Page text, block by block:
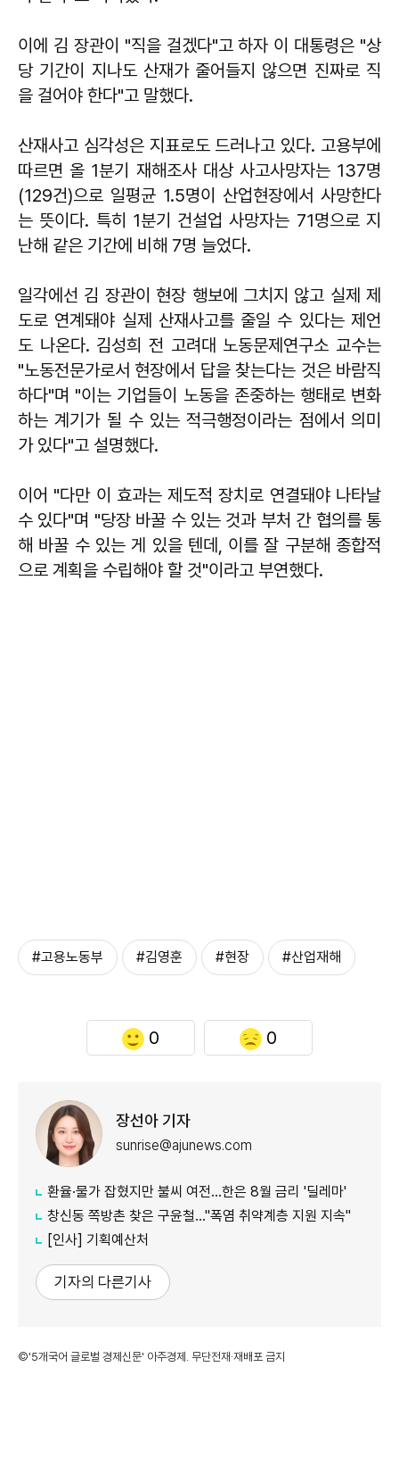
이에 김 장관이 "직을 걸겠다"고 하자 이 대통령은 "상
당 기간이 지나도 산재가 줄어들지 않으면 진짜로 직
을 걸어야 한다"고 말했다.
산재사고 심각성은 지표로도 드러나고 있다. 고용부에
따르면 올 1분기 재해조사 대상 사고사망자는 137명
(129건)으로 일평균 1.5명이 산업현장에서 사망한다
는 뜻이다. 특히 1분기 건설업 사망자는 71명으로 지
난해 같은 기간에 비해 7명 늘었다.
일각에선 김 장관이 현장 행보에 그치지 않고 실제 제
도로 연계돼야 실제 산재사고를 줄일 수 있다는 제언
도 나온다. 김성희전 고려대 노동문제연구소 교수는
"노동전문가로서 현장에서 답을 찾는다는 것은 바람직
하다"며 "이는 기업들이 노동을 존중하는 행태로 변화
하는 계기가 될 수 있는 적극행정이라는 점에서 의미
가 있다"고 설명했다.
이어 "다만 이 효과는 제도적 장치로 연결돼야 나타날
수 있다"며 "당장 바꿀 수 있는 것과 부처 간 협의를 통
해 바꿀 수 있는 게 있을 텐데, 이를 잘 구분해 종합적
으로 계획을 수립해야 할 것"이라고 부연했다.
#고용노동부 #김영훈 #현장 #산업재해
0 0
장선아 기자
sunrise@ajunews.com
환율·물가 잡혔지만 불씨 여전...한은 8월 금리 '딜레마'
창신동 쪽방촌 찾은 구윤철…"폭염 취약계층 지원 지속"
[인사] 기획예산처
기자의 다른기사
©'5개국어 글로벌 경제신문' 아주경제. 무단전재·재배포 금지